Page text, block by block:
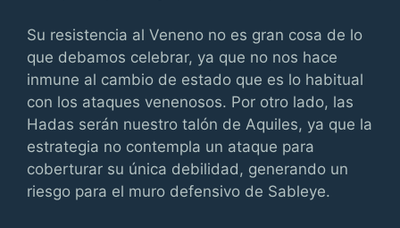
Su resistencia al Veneno no es gran cosa de lo
que debamos celebrar, ya que no nos hace
inmune al cambio de estado que es lo habitual
con los ataques venenosos. Por otro lado, las
Hadas serán nuestro talón de Aquiles, ya que la
estrategia no contempla un ataque para
coberturar su única debilidad, generando un
riesgo para el muro defensivo de Sableye.